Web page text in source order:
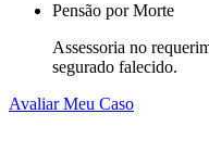
Pensão por Morte
Assessoria no
segurado falecido.
Avaliar Meu Caso